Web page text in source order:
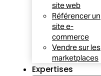
site web
Référencer un
site e-
commerce
Vendre sur les
marketplaces
Expertises